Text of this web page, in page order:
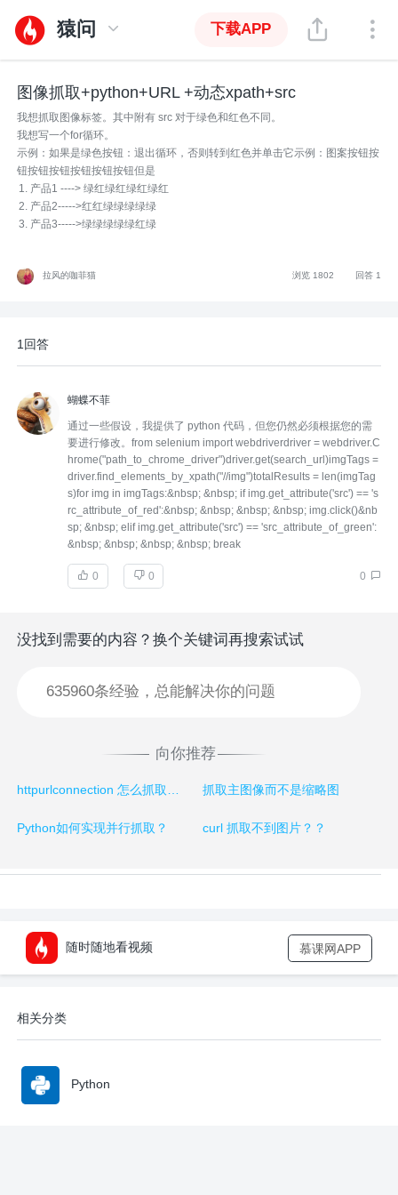
猿问 下载APP
图像抓取+python+URL +动态xpath+src
我想抓取图像标签。其中附有 src 对于绿色和红色不同。
我想写一个for循环。
示例：如果是绿色按钮：退出循环，否则转到红色并单击它示例：图案按钮按
钮按钮按钮按钮按钮按钮但是
产品1 ----> 绿红绿红绿红绿红
产品2----->红红绿绿绿绿绿
产品3----->绿绿绿绿绿红绿
拉风的咖菲猫 浏览 1802 回答 1
1回答
蝴蝶不菲
通过一些假设，我提供了 python 代码，但您仍然必须根据您的需
要进行修改。from selenium import webdriverdriver = webdriver.C
hrome("path_to_chrome_driver")driver.get(search_url)imgTags =
driver.find_elements_by_xpath("//img")totalResults = len(imgTag
s)for img in imgTags:&nbsp; &nbsp; if img.get_attribute('src') == 's
rc_attribute_of_red':&nbsp; &nbsp; &nbsp; &nbsp; img.click()&nb
sp; &nbsp; elif img.get_attribute('src') == 'src_attribute_of_green':
&nbsp; &nbsp; &nbsp; &nbsp; break
0 0 0
没找到需要的内容？换个关键词再搜索试试
向你推荐
​httpurlconnection 怎么抓取动态页面 抓取主图像而不是缩略图
Python如何实现并行抓取？ curl 抓取不到图片？？
随时随地看视频 慕课网APP
相关分类
Python